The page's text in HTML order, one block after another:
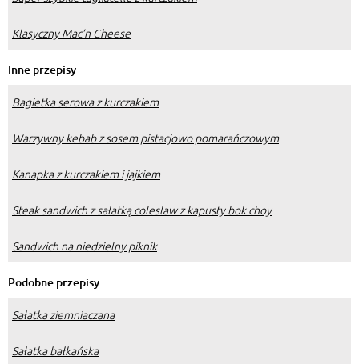
Klasyczny Mac’n Cheese
Inne przepisy
Bagietka serowa z kurczakiem
Warzywny kebab z sosem pistacjowo pomarańczowym
Kanapka z kurczakiem i jajkiem
Steak sandwich z sałatką coleslaw z kapusty bok choy
Sandwich na niedzielny piknik
Podobne przepisy
Sałatka ziemniaczana
Sałatka bałkańska